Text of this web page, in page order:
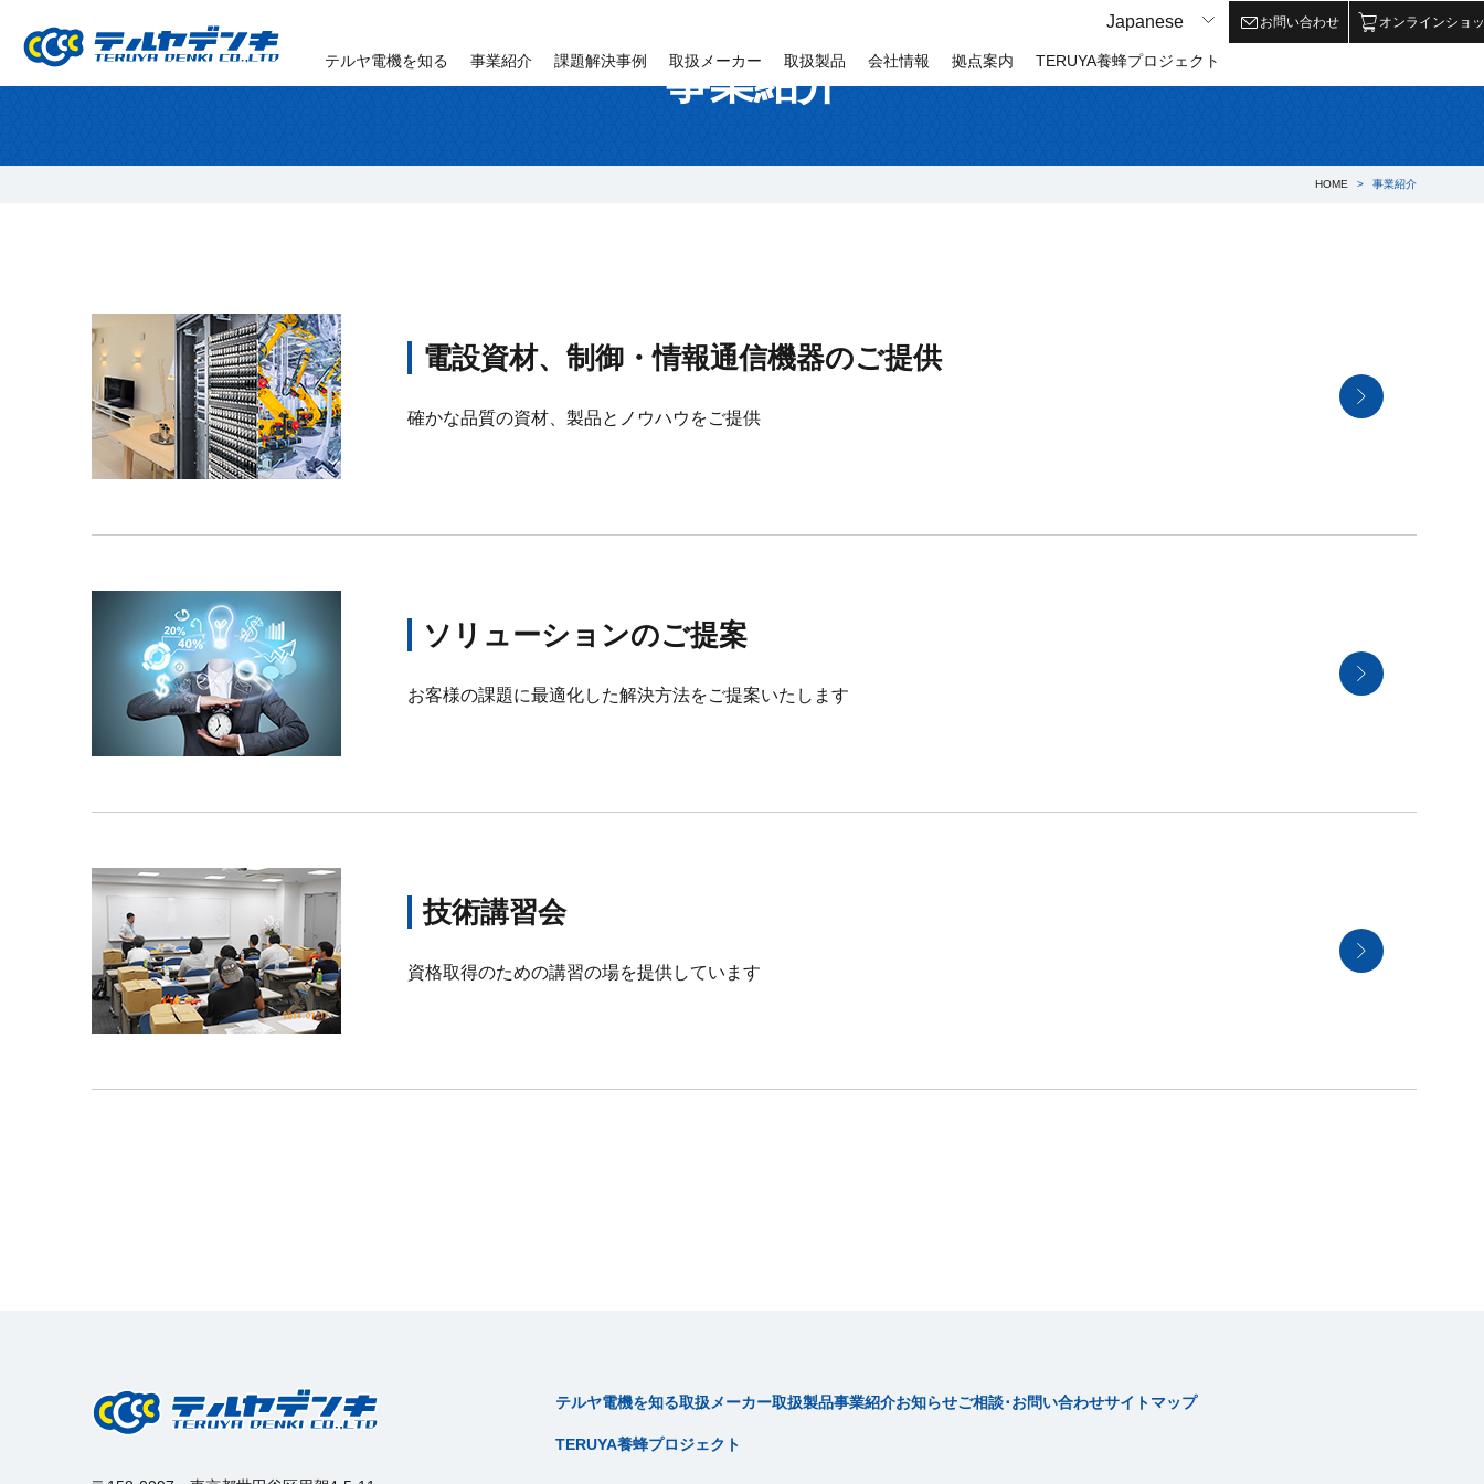
Japanese お問い合わせ オンラインショ
テルヤ電機を知る 事業紹介 課題解決事例 取扱メーカー 取扱製品 会社情報 拠点案内 TERUYA養蜂プロジェクト
事業紹介
HOME 事業紹介
電設資材、制御・情報通信機器のご提供
確かな品質の資材、製品とノウハウをご提供
ソリューションのご提案
お客様の課題に最適化した解決方法をご提案いたします
技術講習会
資格取得のための講習の場を提供しています
テルヤ電機を知る取扱メーカー取扱製品事業紹介お知らせご相談･お問い合わせサイトマップ
TERUYA養蜂プロジェクト
Japanese